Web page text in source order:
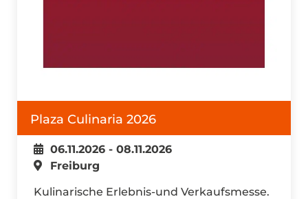
Plaza Culinaria 2026
06.11.2026 - 08.11.2026
Freiburg
Kulinarische Erlebnis-und Verkaufsmesse.